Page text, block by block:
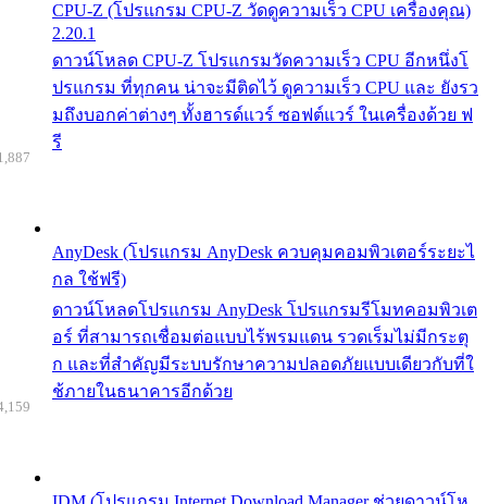
CPU-Z (โปรแกรม CPU-Z วัดดูความเร็ว CPU เครื่องคุณ)
2.20.1
ดาวน์โหลด CPU-Z โปรแกรมวัดความเร็ว CPU อีกหนึ่งโ
ปรแกรม ที่ทุกคน น่าจะมีติดไว้ ดูความเร็ว CPU และ ยังรว
มถึงบอกค่าต่างๆ ทั้งฮารด์แวร์ ซอฟต์แวร์ ในเครื่องด้วย ฟ
รี
AnyDesk (โปรแกรม AnyDesk ควบคุมคอมพิวเตอร์ระยะไ
กล ใช้ฟรี)
ดาวน์โหลดโปรแกรม AnyDesk โปรแกรมรีโมทคอมพิวเต
อร์ ที่สามารถเชื่อมต่อแบบไร้พรมแดน รวดเร็มไม่มีกระตุ
ก และที่สำคัญมีระบบรักษาความปลอดภัยแบบเดียวกับที่ใ
ช้ภายในธนาคารอีกด้วย